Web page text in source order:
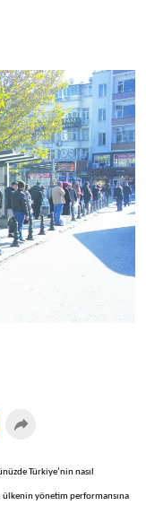
Türkiye’nin nasıl
yönetim performansına